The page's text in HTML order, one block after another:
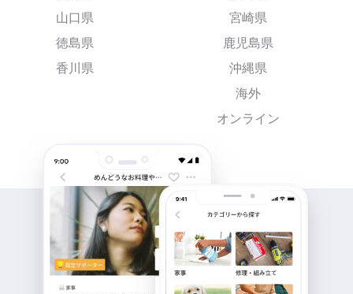
山口県
徳島県
香川県
宮崎県
鹿児島県
沖縄県
海外
オンライン